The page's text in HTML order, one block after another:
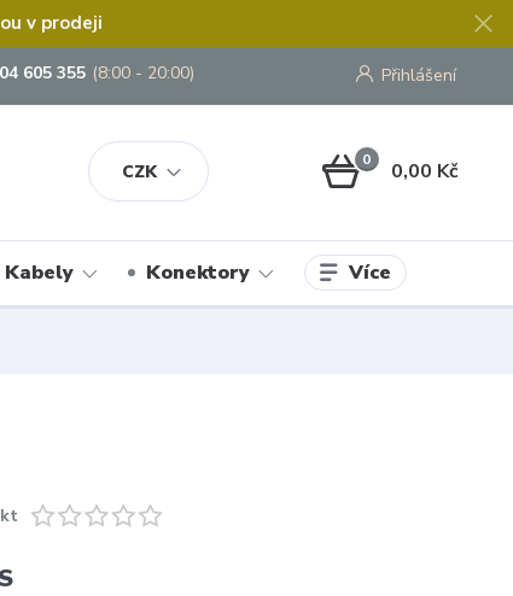
v prodeji
CZK
Přihlášení
605 355 (8:00 - 20:00)
0 0,00 Kč
Kabely Konektory Více